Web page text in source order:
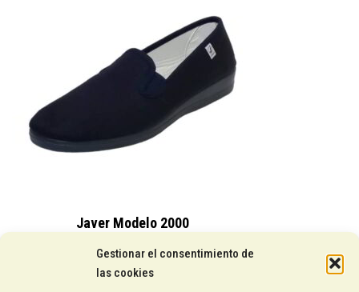
Gestionar el consentimiento de
las cookies
85,00 €.65,00 €.
Javer Modelo 2000
15,25€